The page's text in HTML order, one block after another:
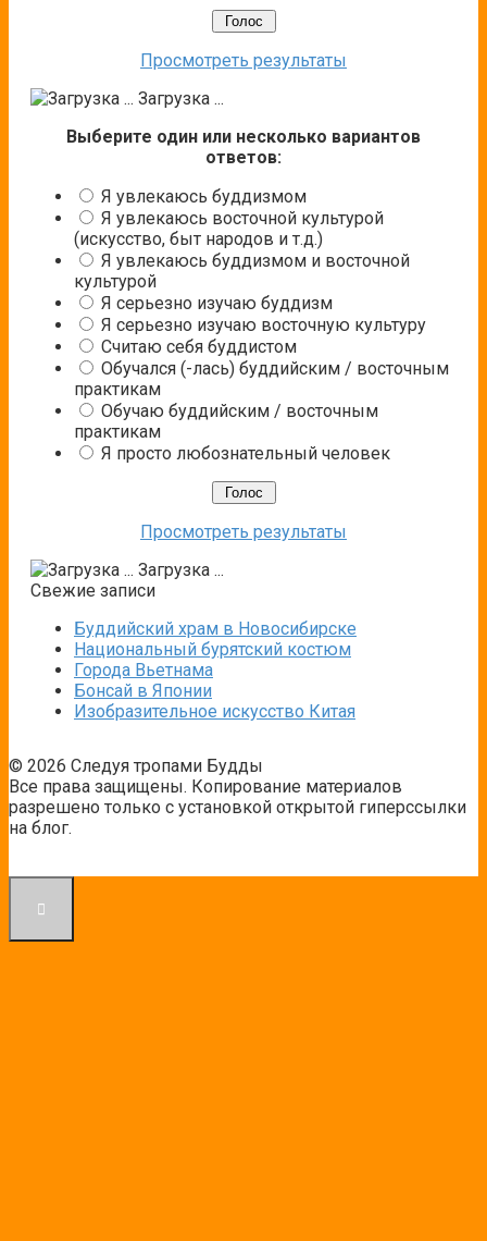
Просмотреть результаты
Загрузка ...
Выберите один или несколько вариантов
ответов:
Я увлекаюсь буддизмом
Я увлекаюсь восточной культурой
(искусство, быт народов и т.д.)
Я увлекаюсь буддизмом и восточной
культурой
Я серьезно изучаю буддизм
Я серьезно изучаю восточную культуру
Считаю себя буддистом
Обучался (-лась) буддийским / восточным
практикам
Обучаю буддийским / восточным
практикам
Я просто любознательный человек
Просмотреть результаты
Загрузка ...
Свежие записи
Буддийский храм в Новосибирске
Национальный бурятский костюм
Города Вьетнама
Бонсай в Японии
Изобразительное искусство Китая
© 2026 Следуя тропами Будды
Все права защищены. Копирование материалов
разрешено только с установкой открытой гиперссылки
на блог.